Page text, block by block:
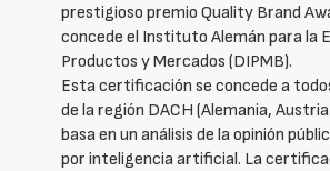
prestigioso premio Quality Brand
concede el Instituto Alemán para la
Productos y Mercados (DIPMB).
Esta certificación se concede a
de la región DACH (Alemania,
basa en un análisis de la opinión
por inteligencia artificial. La